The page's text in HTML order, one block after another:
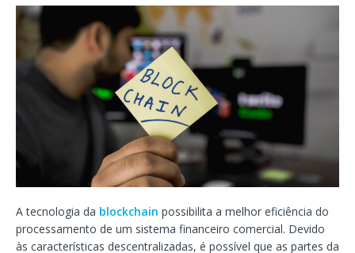
A tecnologia da blockchain possibilita a melhor eficiência do
processamento de um sistema financeiro comercial. Devido
às características descentralizadas, é possível que as partes da